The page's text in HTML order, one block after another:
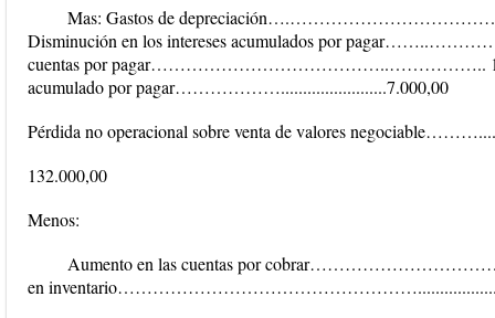
Mas: Gastos de
Disminución en los intereses acumulados por
cuentas por pagar…………………………………..……………..
acumulado por pagar………………........................7.000,00
Pérdida no operacional sobre venta de valores
132.000,00
Menos:
Aumento en las cuentas por
en